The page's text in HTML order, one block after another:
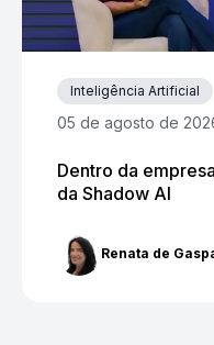
Inteligência Artificial
05 de agosto de
Dentro da
da Shadow AI
Renata de